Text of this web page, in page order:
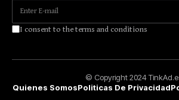
I consent to the terms and conditions
© Copyright 2024
Quienes SomosPoliticas De Privacidad